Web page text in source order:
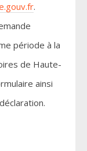
.
période à la
de Haute-
ainsi